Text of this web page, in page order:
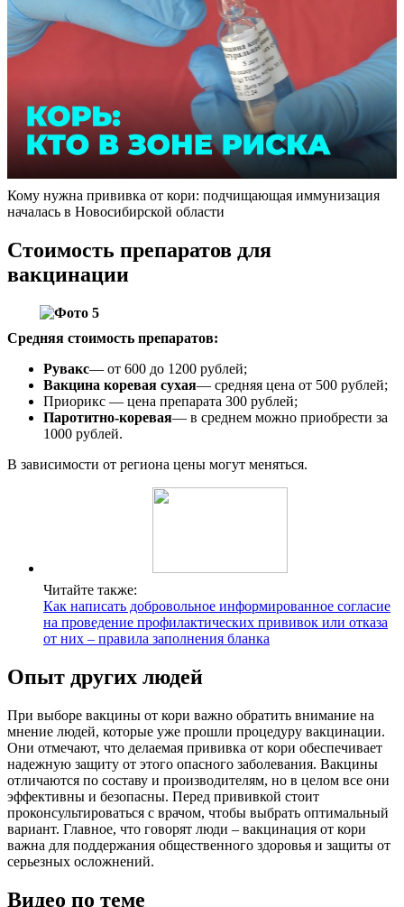
Кому нужна прививка от кори: подчищающая иммунизация
началась в Новосибирской области
Стоимость препаратов для
вакцинации
Средняя стоимость препаратов:
Рувакс— от 600 до 1200 рублей;
Вакцина коревая сухая— средняя цена от 500 рублей;
Приорикс — цена препарата 300 рублей;
Паротитно-коревая— в среднем можно приобрести за
1000 рублей.
В зависимости от региона цены могут меняться.
Читайте также:
Как написать добровольное информированное согласие
на проведение профилактических прививок или отказа
от них – правила заполнения бланка
Опыт других людей
При выборе вакцины от кори важно обратить внимание на
мнение людей, которые уже прошли процедуру вакцинации.
Они отмечают, что делаемая прививка от кори обеспечивает
надежную защиту от этого опасного заболевания. Вакцины
отличаются по составу и производителям, но в целом все они
эффективны и безопасны. Перед прививкой стоит
проконсультироваться с врачом, чтобы выбрать оптимальный
вариант. Главное, что говорят люди – вакцинация от кори
важна для поддержания общественного здоровья и защиты от
серьезных осложнений.
Видео по теме